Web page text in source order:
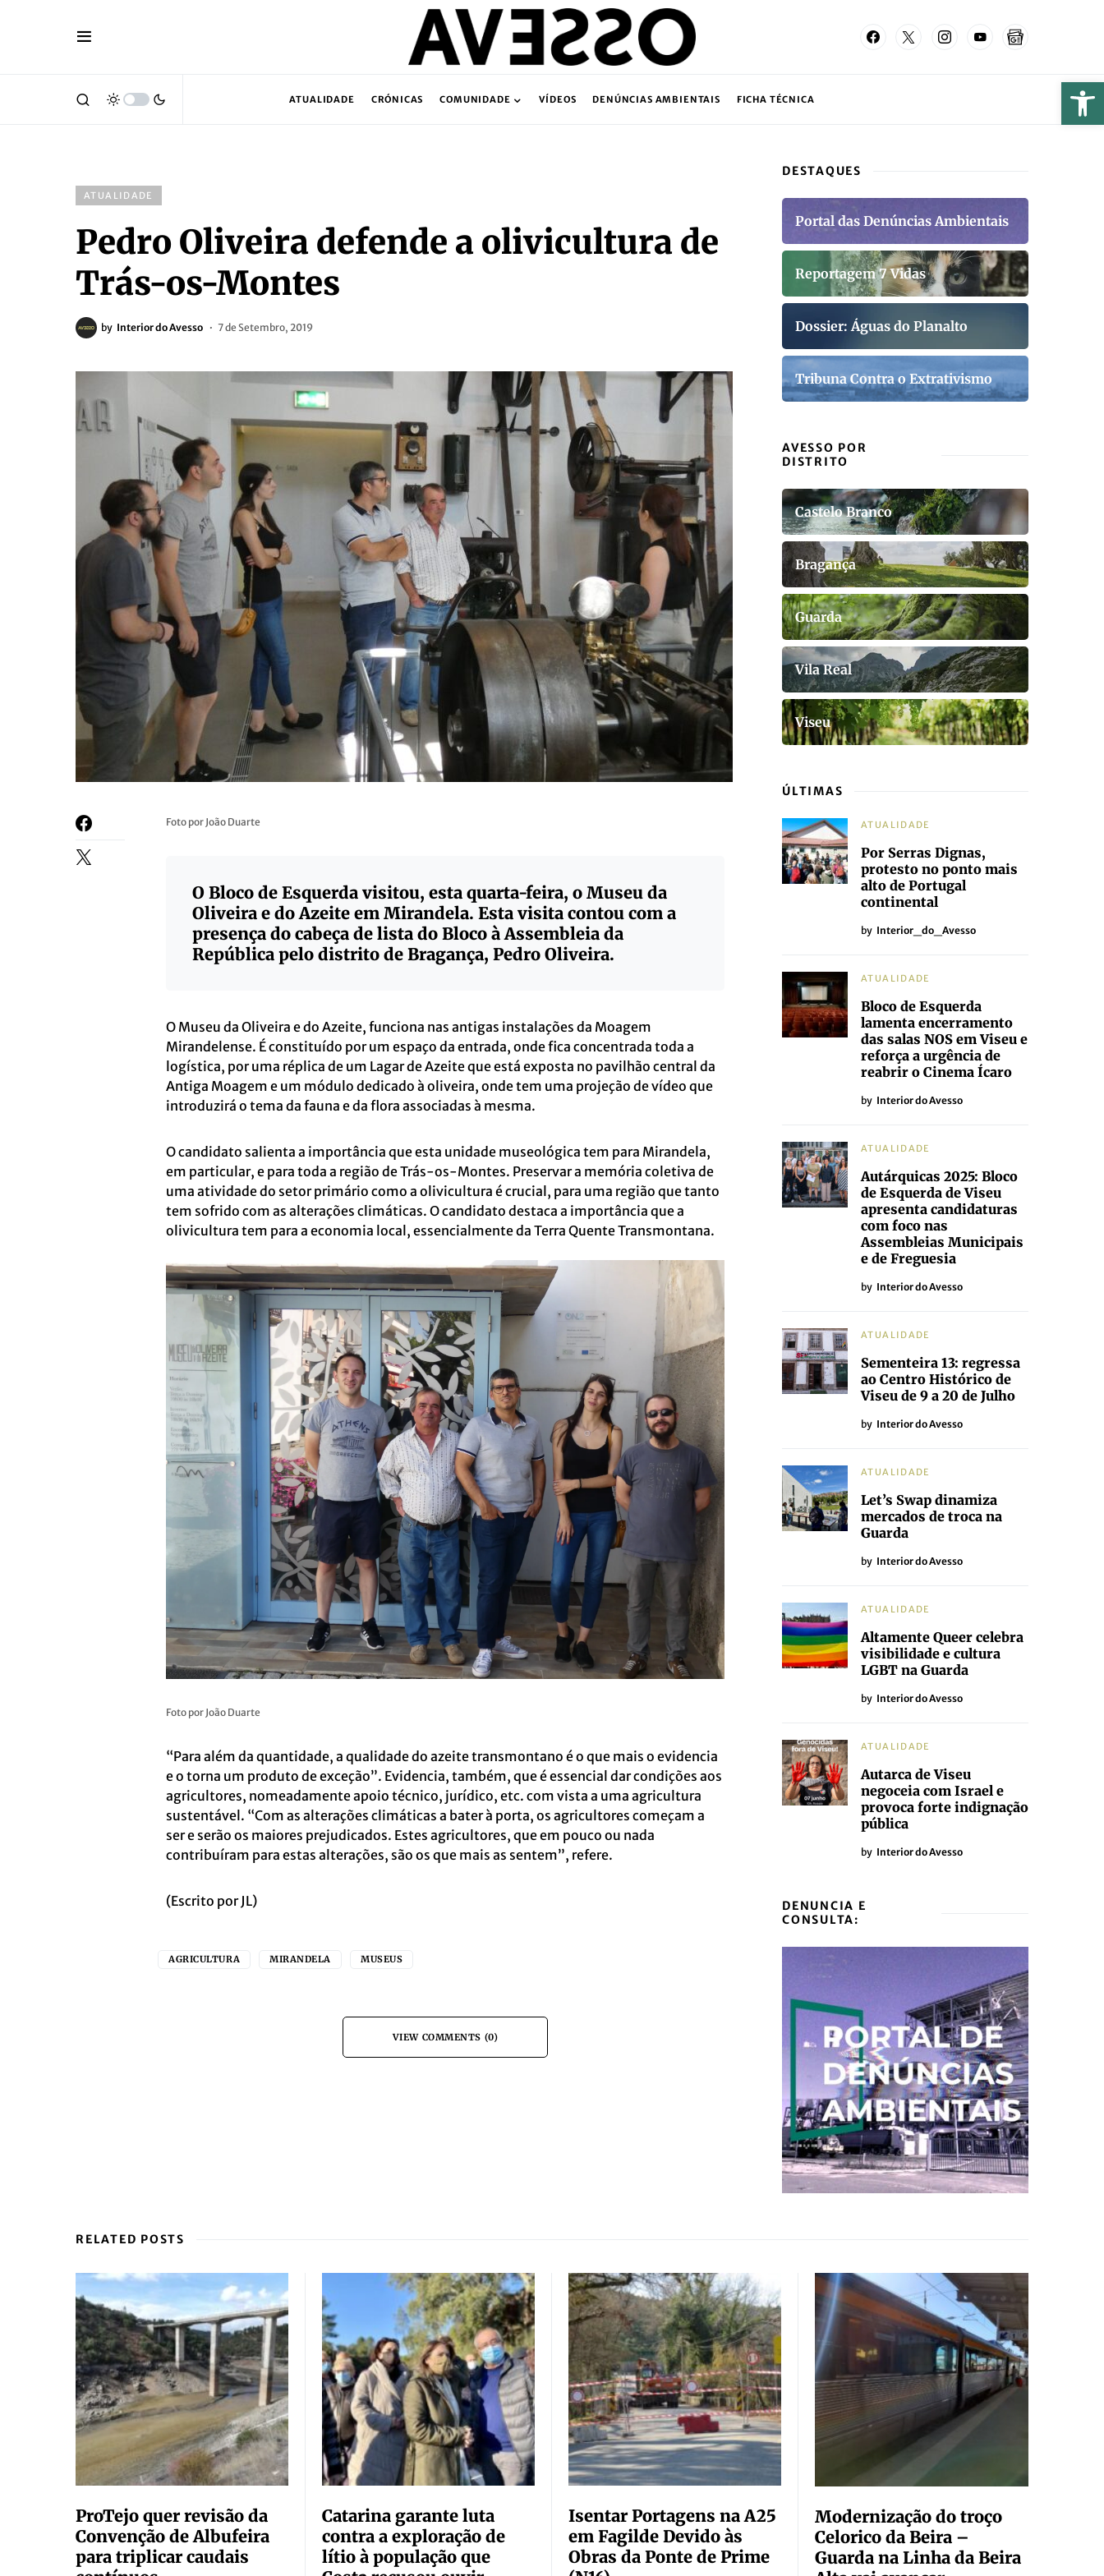
ATUALIDADE CRÓNICAS COMUNIDADE VÍDEOS DENÚNCIAS AMBIENTAIS FICHA TÉCNICA
ATUALIDADE
Pedro Oliveira defende a olivicultura de
Trás-os-Montes
by Interior do Avesso 7 de Setembro, 2019
Foto por João Duarte
O Bloco de Esquerda visitou, esta quarta-feira, o Museu da
Oliveira e do Azeite em Mirandela. Esta visita contou com a
presença do cabeça de lista do Bloco à Assembleia da
República pelo distrito de Bragança, Pedro Oliveira.
O Museu da Oliveira e do Azeite, funciona nas antigas instalações da Moagem
Mirandelense. É constituído por um espaço da entrada, onde fica concentrada toda a
logística, por uma réplica de um Lagar de Azeite que está exposta no pavilhão central da
Antiga Moagem e um módulo dedicado à oliveira, onde tem uma projeção de vídeo que
introduzirá o tema da fauna e da flora associadas à mesma.
O candidato salienta a importância que esta unidade museológica tem para Mirandela,
em particular, e para toda a região de Trás-os-Montes. Preservar a memória coletiva de
uma atividade do setor primário como a olivicultura é crucial, para uma região que tanto
tem sofrido com as alterações climáticas. O candidato destaca a importância que a
olivicultura tem para a economia local, essencialmente da Terra Quente Transmontana.
Foto por João Duarte
“Para além da quantidade, a qualidade do azeite transmontano é o que mais o evidencia
e o torna um produto de exceção”. Evidencia, também, que é essencial dar condições aos
agricultores, nomeadamente apoio técnico, jurídico, etc. com vista a uma agricultura
sustentável. “Com as alterações climáticas a bater à porta, os agricultores começam a
ser e serão os maiores prejudicados. Estes agricultores, que em pouco ou nada
contribuíram para estas alterações, são os que mais as sentem”, refere.
(Escrito por JL)
AGRICULTURA MIRANDELA MUSEUS
VIEW COMMENTS (0)
DESTAQUES
Portal das Denúncias Ambientais
Reportagem 7 Vidas
Dossier: Águas do Planalto
Tribuna Contra o Extrativismo
AVESSO POR
DISTRITO
Castelo Branco
Bragança
Guarda
Vila Real
Viseu
ÚLTIMAS
ATUALIDADE
Por Serras Dignas,
protesto no ponto mais
alto de Portugal
continental
by Interior_do_Avesso
ATUALIDADE
Bloco de Esquerda
lamenta encerramento
das salas NOS em Viseu e
reforça a urgência de
reabrir o Cinema Ícaro
by Interior do Avesso
ATUALIDADE
Autárquicas 2025: Bloco
de Esquerda de Viseu
apresenta candidaturas
com foco nas
Assembleias Municipais
e de Freguesia
by Interior do Avesso
ATUALIDADE
Sementeira 13: regressa
ao Centro Histórico de
Viseu de 9 a 20 de Julho
by Interior do Avesso
ATUALIDADE
Let’s Swap dinamiza
mercados de troca na
Guarda
by Interior do Avesso
ATUALIDADE
Altamente Queer celebra
visibilidade e cultura
LGBT na Guarda
by Interior do Avesso
ATUALIDADE
Autarca de Viseu
negoceia com Israel e
provoca forte indignação
pública
by Interior do Avesso
DENUNCIA E
CONSULTA:
RELATED POSTS
ProTejo quer revisão da
Convenção de Albufeira
para triplicar caudais
Catarina garante luta
contra a exploração de
lítio à população que
Isentar Portagens na A25
em Fagilde Devido às
Obras da Ponte de Prime
Modernização do troço
Celorico da Beira –
Guarda na Linha da Beira